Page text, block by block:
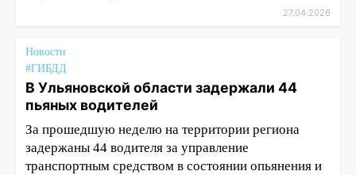
27.04.2026
Новости
#ГИБДД
В Ульяновской области задержали 44
пьяных водителей
За прошедшую неделю на территории региона
задержаны 44 водителя за управление
транспортным средством в состоянии опьянения и